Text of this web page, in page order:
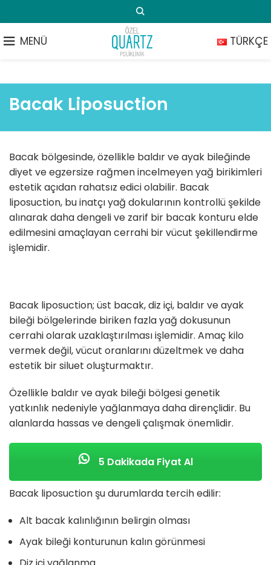
MENÜ TÜRKÇE
Bacak Liposuction
Bacak bölgesinde, özellikle baldır ve ayak bileğinde
diyet ve egzersize rağmen incelmeyen yağ birikimleri
estetik açıdan rahatsız edici olabilir. Bacak
liposuction, bu inatçı yağ dokularının kontrollü şekilde
alınarak daha dengeli ve zarif bir bacak konturu elde
edilmesini amaçlayan cerrahi bir vücut şekillendirme
işlemidir.
Bacak liposuction; üst bacak, diz içi, baldır ve ayak
bileği bölgelerinde biriken fazla yağ dokusunun
cerrahi olarak uzaklaştırılması işlemidir. Amaç kilo
vermek değil, vücut oranlarını düzeltmek ve daha
estetik bir siluet oluşturmaktır.
Özellikle baldır ve ayak bileği bölgesi genetik
yatkınlık nedeniyle yağlanmaya daha dirençlidir. Bu
alanlarda hassas ve dengeli çalışmak önemlidir.
5 Dakikada Fiyat Al
Bacak liposuction şu durumlarda tercih edilir:
Alt bacak kalınlığının belirgin olması
Ayak bileği konturunun kalın görünmesi